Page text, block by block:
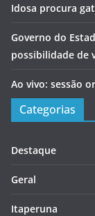
Idosa procura
Governo do
possibilidade de
Ao vivo: sessão
Categorias
Destaque
Geral
Itaperuna